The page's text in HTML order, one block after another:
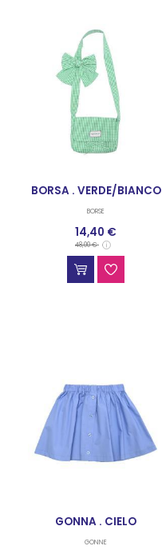
BORSA . VERDE/BIANCO
BORSE
14,40 €
48,00 €
GONNA . CIELO
GONNE